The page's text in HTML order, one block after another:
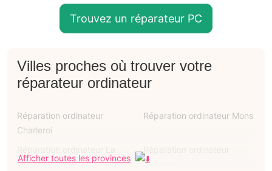
Trouvez un réparateur PC
Villes proches où trouver votre
réparateur ordinateur
Réparation ordinateur
Charleroi
Réparation ordinateur Mons
louvière
Tournai
Afficher toutes les provinces